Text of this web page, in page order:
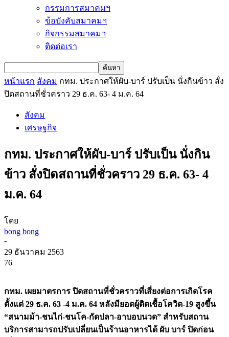
กรรมการสมาคมฯ
ข้อบังคับสมาคมฯ
กิจกรรมสมาคมฯ
ติดต่อเรา
หน้าแรก สังคม กทม. ประกาศให้ผับ-บาร์ ปรับเป็น นั่งกินข้าว สั่ง
ปิดสถานที่ชั่วคราว 29 ธ.ค. 63- 4 ม.ค. 64
สังคม
เศรษฐกิจ
กทม. ประกาศให้ผับ-บาร์ ปรับเป็น นั่งกิน
ข้าว สั่งปิดสถานที่ชั่วคราว 29 ธ.ค. 63- 4
ม.ค. 64
โดย
bong bong
-
29 ธันวาคม 2563
76
กทม. เผยมาตรการ ปิดสถานที่ชั่วคราวที่เสี่ยงต่อการเกิดโรค
ตั้งแต่ 29 ธ.ค. 63 -4 ม.ค. 64 หลังมียอดผู้ติดเชื้อโควิด-19 สูงขึ้น
“สนามม้า-ชนไก่-ชนโค-กัดปลา-อาบอบนวด” สำหรับสถาน
บริการสามารถปรับเปลี่ยนเป็นร้านอาหารได้ ผับ บาร์ ปิดก่อน